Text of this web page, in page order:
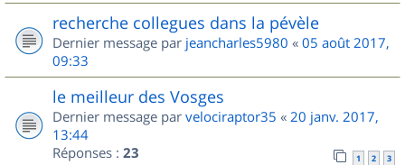
recherche collegues dans la pévèle
Dernier message par jeancharles5980 « 05 août 2017,
09:33
le meilleur des Vosges
Dernier message par velociraptor35 « 20 janv. 2017,
13:44
Réponses : 23 1 2 3